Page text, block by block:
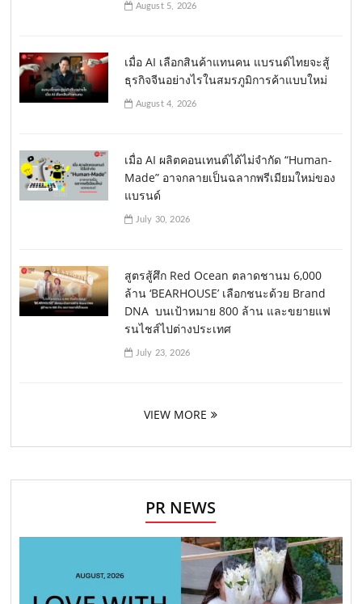
August 5, 2026
เมื่อ AI เลือกสินค้าแทนคน แบรนด์ไทยจะสู้
ธุรกิจจีนอย่างไรในสมรภูมิการค้าแบบใหม่
August 4, 2026
เมื่อ AI ผลิตคอนเทนต์ได้ไม่จำกัด “Human-
Made” อาจกลายเป็นฉลากพรีเมียมใหม่ของ
แบรนด์
July 30, 2026
สูตรสู้ศึก Red Ocean ตลาดชานม 6,000
ล้าน ‘BEARHOUSE’ เลือกชนะด้วย Brand
DNA บนเป้าหมาย 800 ล้าน และขยายแฟ
รนไชส์ไปต่างประเทศ
July 23, 2026
VIEW MORE
PR NEWS